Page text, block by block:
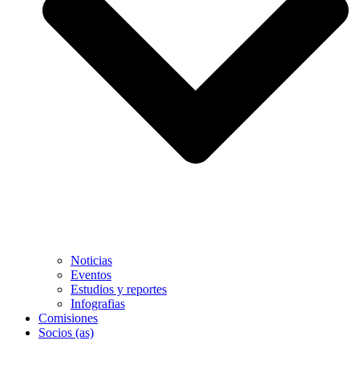
Noticias
Eventos
Estudios y reportes
Infografias
Comisiones
Socios (as)